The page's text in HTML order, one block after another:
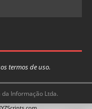
termos de uso.
Informação Ltda.